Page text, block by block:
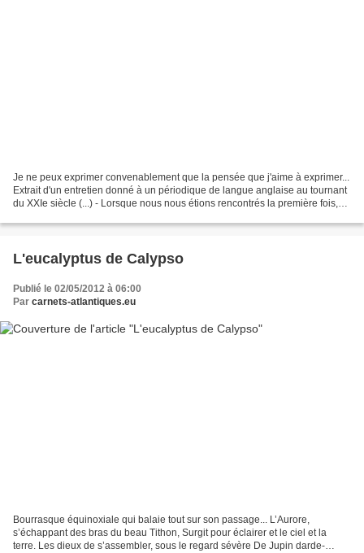
Je ne peux exprimer convenablement que la pensée que j'aime à exprimer...
Extrait d'un entretien donné à un périodique de langue anglaise au tournant
du XXIe siècle (...) - Lorsque nous nous étions rencontrés la première fois,
L'eucalyptus de Calypso
Publié le 02/05/2012 à 06:00
Par carnets-atlantiques.eu
Bourrasque équinoxiale qui balaie tout sur son passage... L’Aurore,
s’échappant des bras du beau Tithon, Surgit pour éclairer et le ciel et la
terre. Les dieux de s’assembler, sous le regard sévère De Jupin darde-